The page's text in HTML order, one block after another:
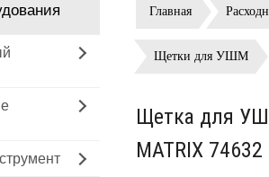
Главная
Щетки для УШМ
Щетка для
MATRIX 74632